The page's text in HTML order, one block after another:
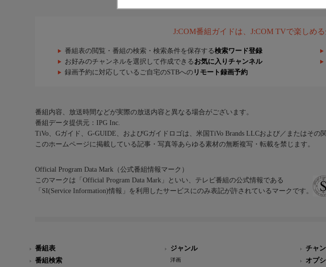
J:COM番組ガイドは、J:COM TVで楽しめ
番組表の閲覧・番組の検索・検索条件を保存する検索ワード登録
お好みのチャンネルを選択して作成できる お気に入りチャンネル
録画予約に対応しているご自宅のSTBへの リモート録画予約
番組内容、放送時間などが実際の放送内容と異なる場合がございます。
番組データ提供元：IPG Inc.
TiVo、Gガイド、G-GUIDE、およびGガイドロゴは、米国TiVo Brands LLCおよび／またはその
このホームページに掲載している記事・写真等あらゆる素材の無断複写・転載を禁じます。
Official Program Data Mark（公式番組情報マーク）
このマークは「Official Program Data Mark」といい、テレビ番組の公式情報である
「SI(Service Information)情報」を利用したサービスにのみ表記が許されているマークです。
番組表
番組検索
ジャンル
洋画
チャ
オプ